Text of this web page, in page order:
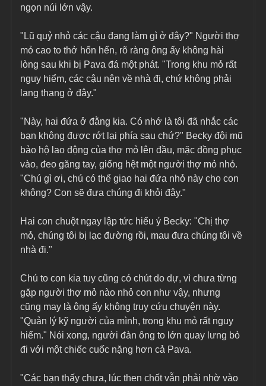
ngọn núi lớn vậy.
"Lũ quỷ nhỏ các cậu đang làm gì ở đây?" Người thợ
mỏ cao to thở hổn hển, rõ ràng ông ấy không hài
lòng sau khi bị Pava đá một phát. "Trong khu mỏ rất
nguy hiểm, các cậu nên về nhà đi, chứ không phải
lang thang ở đây."
"Này, hai đứa ở đằng kia. Có nhớ là tôi đã nhắc các
bạn không được rớt lại phía sau chứ?" Becky đội mũ
bảo hộ lao động của thợ mỏ lên đầu, mặc đồng phục
vào, đeo găng tay, giống hệt một người thợ mỏ nhỏ.
"Chú gì ơi, chú có thể giao hai đứa nhỏ này cho con
không? Con sẽ đưa chúng đi khỏi đây."
Hai con chuột ngay lập tức hiểu ý Becky: "Chị thợ
mỏ, chúng tôi bị lạc đường rồi, mau đưa chúng tôi về
nhà đi."
Chú to con kia tuy cũng có chút do dự, vì chưa từng
gặp người thợ mỏ nào nhỏ con như vậy, nhưng
cũng may là ông ấy không truy cứu chuyện này.
"Quản lý kỹ người của mình, trong khu mỏ rất nguy
hiểm." Nói xong, người đàn ông to lớn quay lưng bỏ
đi với một chiếc cuốc nặng hơn cả Pava.
"Các bạn thấy chưa, lúc then chốt vẫn phải nhờ vào